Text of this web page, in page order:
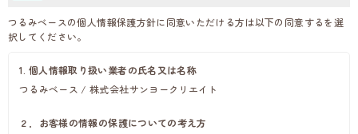
つるみベースの個人情報保護方針に同意いただける方は以下の同意するを選
択してください。
1. 個人情報取り扱い業者の氏名又は名称
つるみベース / 株式会社サンヨークリエイト
２．お客様の情報の保護についての考え方